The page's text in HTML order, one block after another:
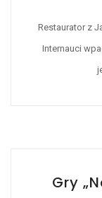
Restaurator z
Internauci
Gry